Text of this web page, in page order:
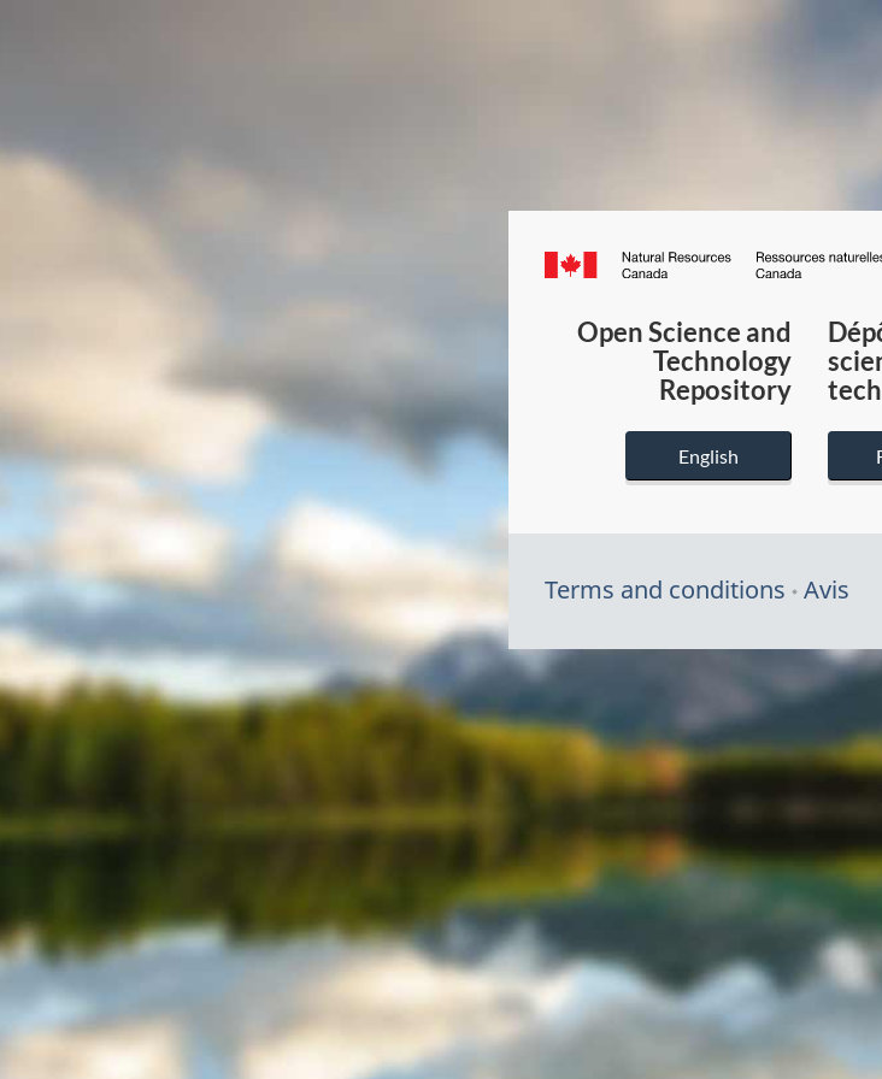
Canada.ca
Open Science and
Technology
Repository
English
Terms and conditions Avis